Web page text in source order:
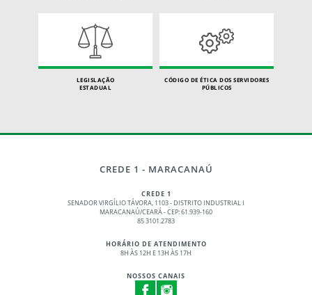
LEGISLAÇÃO
ESTADUAL
CÓDIGO DE ÉTICA DOS SERVIDORES
PÚBLICOS
CREDE 1 - MARACANAÚ
CREDE 1
SENADOR VIRGÍLIO TÁVORA, 1103 - DISTRITO INDUSTRIAL I
MARACANAÚ/CEARÁ - CEP: 61.939-160
85 3101.2783
HORÁRIO DE ATENDIMENTO
8H ÀS 12H E 13H ÀS 17H
NOSSOS CANAIS